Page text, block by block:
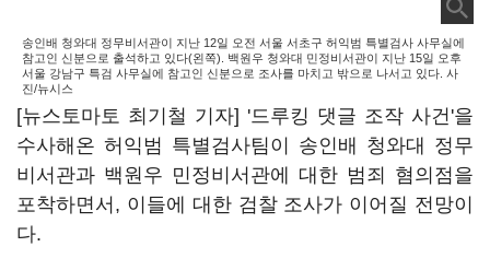
송인배 청와대 정무비서관이 지난 12일 오전 서울 서초구 허익범 특별검사 사무실에
참고인 신분으로 출석하고 있다(왼쪽). 백원우 청와대 민정비서관이 지난 15일 오후
서울 강남구 특검 사무실에 참고인 신분으로 조사를 마치고 밖으로 나서고 있다. 사
진/뉴시스
[뉴스토마토 최기철 기자] '드루킹 댓글 조작 사건'을
수사해온 허익범 특별검사팀이 송인배 청와대 정무
비서관과 백원우 민정비서관에 대한 범죄 혐의점을
포착하면서, 이들에 대한 검찰 조사가 이어질 전망이
다.